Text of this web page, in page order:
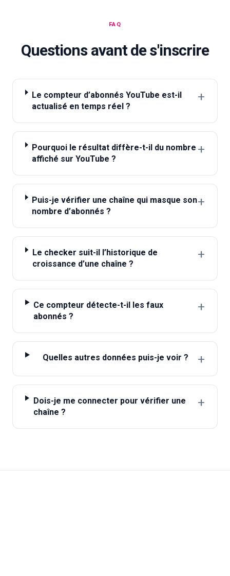
FAQ
Questions avant de s'inscrire
Le compteur d’abonnés YouTube est-il
actualisé en temps réel ?
+
Pourquoi le résultat diffère-t-il du nombre
affiché sur YouTube ?
+
Puis-je vérifier une chaîne qui masque son
nombre d’abonnés ?
+
Le checker suit-il l’historique de
croissance d’une chaîne ?
+
Ce compteur détecte-t-il les faux
abonnés ?
+
Quelles autres données puis-je voir ? +
Dois-je me connecter pour vérifier une
chaîne ?
+